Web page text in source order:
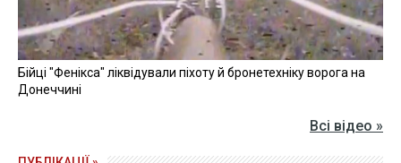
Наголошується, що корінний народ України —
автохтонна етнічна спільнота, яка сформувалася на
території України, є носієм самобутньої мови і
культури, має традиційні, соціальні, культурні або
корінним народом України, становить етнічну